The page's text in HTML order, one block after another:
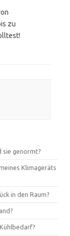
zu
sie genormt?
Klimageräts
in den Raum?